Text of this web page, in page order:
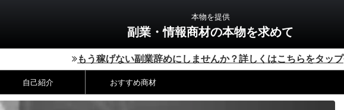
本物を提供
副業・情報商材の本物を求めて
もう稼げない副業辞めにしませんか？詳しくはこちらをタップ
自己紹介 おすすめ商材